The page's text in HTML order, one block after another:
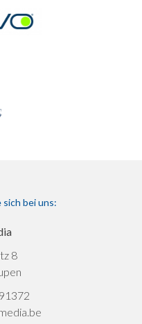
sich bei uns:
8